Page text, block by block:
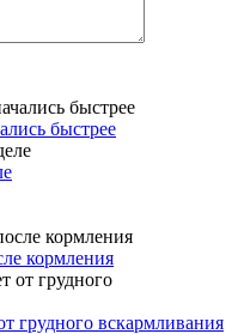
быстрее
кормления
грудного вскармливания